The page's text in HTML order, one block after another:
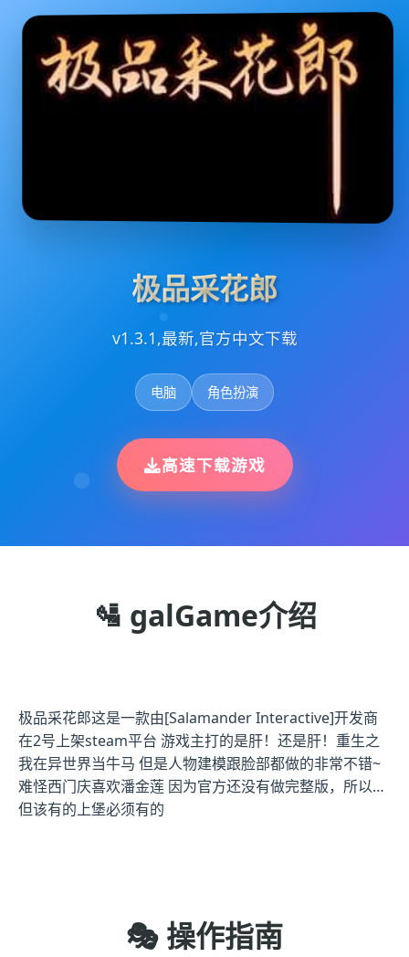
极品采花郎
v1.3.1,最新,官方中文下载
电脑 角色扮演
高速下载游戏
🛂 galGame介绍
极品采花郎这是一款由[Salamander Interactive]开发商
在2号上架steam平台 游戏主打的是肝！还是肝！重生之
我在异世界当牛马 但是人物建模跟脸部都做的非常不错~
难怪西门庆喜欢潘金莲 因为官方还没有做完整版，所以…
但该有的上堡必须有的
🎭 操作指南